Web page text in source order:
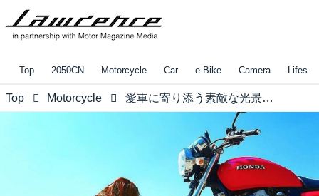
Top 2050CN Motorcycle Car e-Bike Camera
Top Motorcycle 愛車に寄り添う素敵な光景！【リトホンインスタ部vol.109】